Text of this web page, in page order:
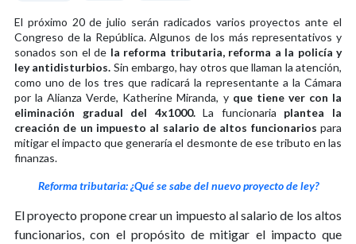
El próximo 20 de julio serán radicados varios proyectos ante el
Congreso de la República. Algunos de los más representativos y
sonados son el de la reforma tributaria, reforma a la policía y
ley antidisturbios. Sin embargo, hay otros que llaman la atención,
como uno de los tres que radicará la representante a la Cámara
por la Alianza Verde, Katherine Miranda, y que tiene ver con la
eliminación gradual del 4x1000.La funcionaria plantea la
creación de un impuesto al salario de altos funcionarios para
mitigar el impacto que generaría el desmonte de ese tributo en las
finanzas.
Reforma tributaria: ¿Qué se sabe del nuevo proyecto de ley?
El proyecto propone crear un impuesto al salario de los altos
funcionarios, con el propósito de mitigar el impacto que